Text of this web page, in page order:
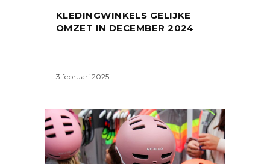
KLEDINGWINKELS GELIJKE
OMZET IN DECEMBER 2024
3 februari 2025